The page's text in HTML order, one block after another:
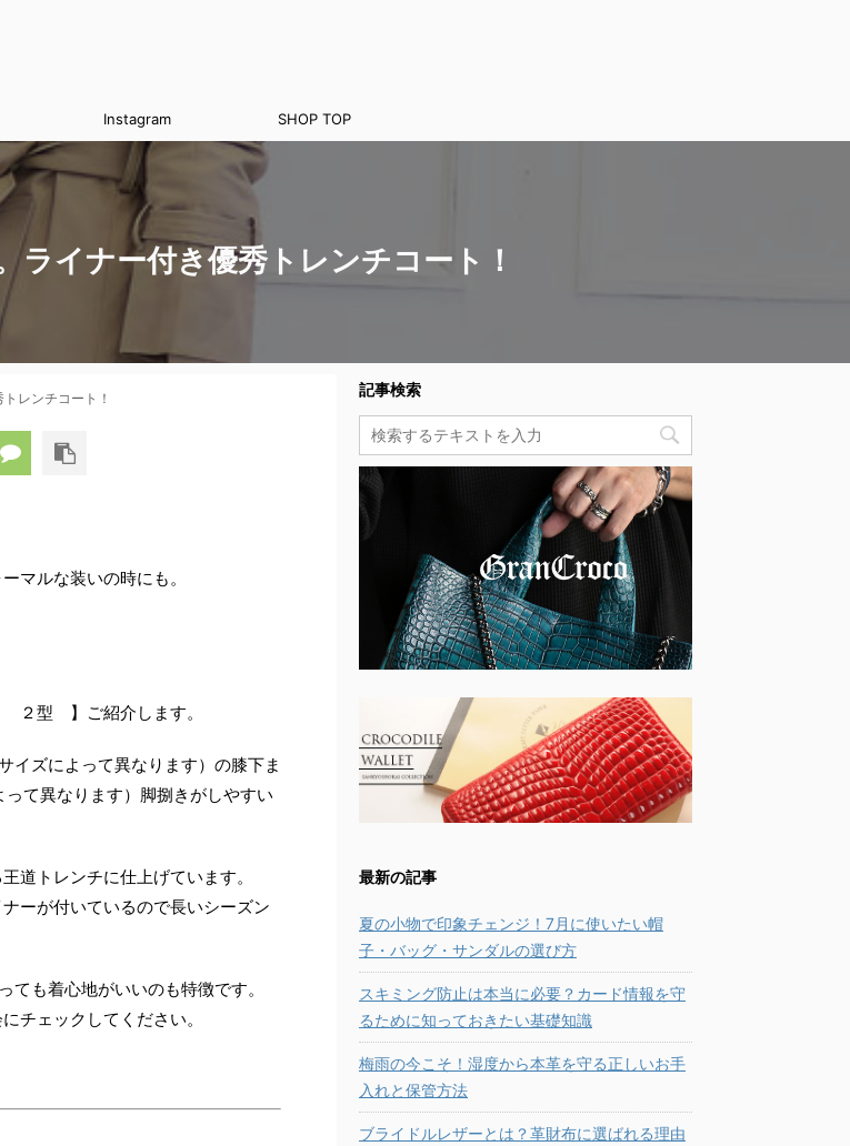
Instagram SHOP TOP
イナー付き優秀トレンチコート！
レンチコート！
マルな装いの時にも。
２型 】ご紹介します。
イズによって異なります）の膝下ま
て異なります）脚捌きがしやすい
道トレンチに仕上げています。
ーが付いているので長いシーズン
も着心地がいいのも特徴です。
チェックしてください。
記事検索
最新の記事
夏の小物で印象チェンジ！7月に使いたい帽
子・バッグ・サンダルの選び方
スキミング防止は本当に必要？カード情報を守
るために知っておきたい基礎知識
梅雨の今こそ！湿度から本革を守る正しいお手
入れと保管方法
ブライドルレザーとは？革財布に選ばれる理由